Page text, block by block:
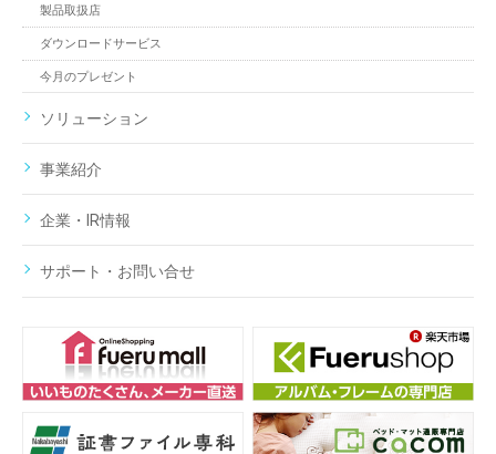
製品取扱店
ダウンロードサービス
今月のプレゼント
ソリューション
事業紹介
企業・IR情報
サポート・お問い合せ